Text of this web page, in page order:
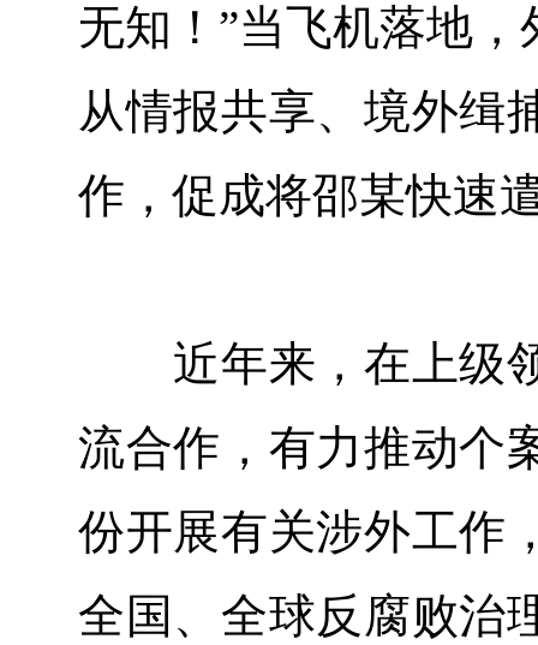
无知！”当飞机落地
从情报共享、境外缉
作，促成将邵某快速
近年来，在上级领
流合作，有力推动个
份开展有关涉外工作
全国、全球反腐败治